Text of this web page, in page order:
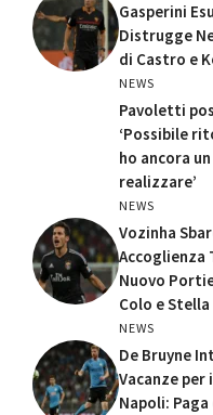
Gasperini
Distrugge
di Castro e
NEWS
Pavoletti
‘Possibile
ho ancora
realizzare’
NEWS
Vozinha
Accoglienza
Nuovo
Colo e
NEWS
De Bruyne
Vacanze
Napoli: